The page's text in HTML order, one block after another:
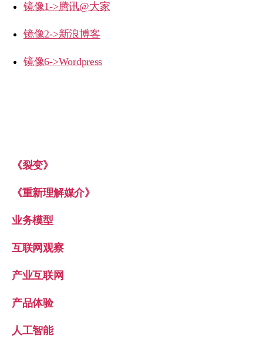
镜像1->腾讯@大家
镜像2->新浪博客
镜像6->Wordpress
《裂变》
《重新理解媒介》
业务模型
互联网观察
产业互联网
产品体验
人工智能